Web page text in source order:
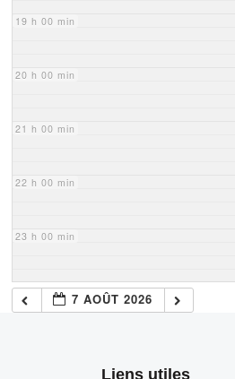
19 h 00 min
20 h 00 min
21 h 00 min
22 h 00 min
23 h 00 min
7 AOÛT 2026
Liens utiles